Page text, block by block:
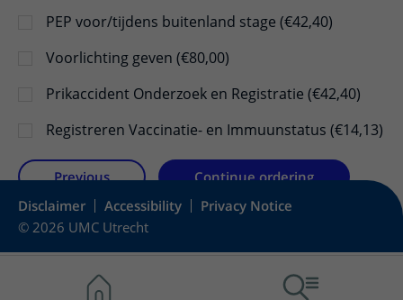
PEP voor/tijdens buitenland stage (€42,40)
Voorlichting geven (€80,00)
Prikaccident Onderzoek en Registratie (€42,40)
Registreren Vaccinatie- en Immuunstatus (€14,13)
Previous Continue ordering
© 2026 UMC Utrecht
Disclaimer Accessibility Privacy Notice